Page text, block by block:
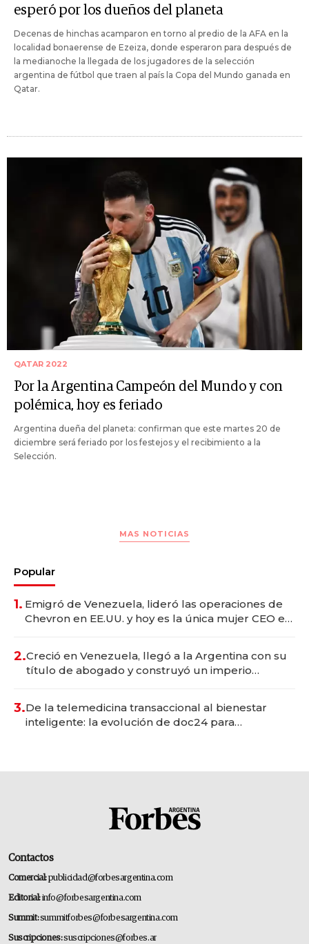
esperó por los dueños del planeta
Decenas de hinchas acamparon en torno al predio de la AFA en la
localidad bonaerense de Ezeiza, donde esperaron para después de
la medianoche la llegada de los jugadores de la selección
argentina de fútbol que traen al país la Copa del Mundo ganada en
Qatar.
QATAR 2022
Por la Argentina Campeón del Mundo y con
polémica, hoy es feriado
Argentina dueña del planeta: confirman que este martes 20 de
diciembre será feriado por los festejos y el recibimiento a la
Selección.
MAS NOTICIAS
Popular
1. Emigró de Venezuela, lideró las operaciones de
Chevron en EE.UU. y hoy es la única mujer CEO en
2.Creció en Venezuela, llegó a la Argentina con su
título de abogado y construyó un imperio
3.De la telemedicina transaccional al bienestar
inteligente: la evolución de doc24 para
Contactos
Comercial:publicidad@forbesargentina.com
Editorial:info@forbesargentina.com
Summit:summitforbes@forbesargentina.com
Suscripciones:suscripciones@forbes.ar